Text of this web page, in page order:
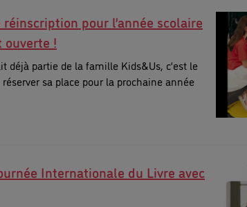
pour l’année scolaire
ouverte !
déjà partie de la famille Kids&Us, c’est le
sa place pour la prochaine année
Internationale du Livre avec